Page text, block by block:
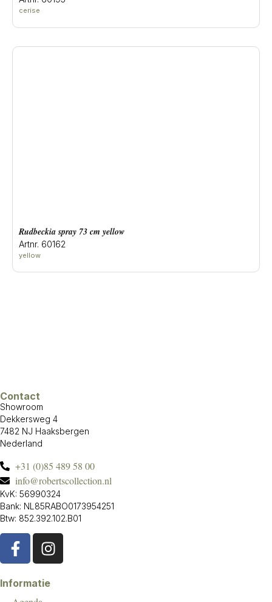
cerise
rudbeckia spray 73 cm yellow
Artnr. 60162
yellow
Contact
Showroom
Dekkersweg 4
7482 NJ Haaksbergen
Nederland
+31 (0)85 489 58 00
info@robertscollection.nl
KvK: 56990324
Bank: NL85RABO0173954251
Btw: 852.392.102.B01
Informatie